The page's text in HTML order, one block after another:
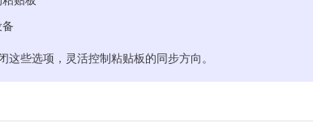
这些选项，灵活控制粘贴板的同步方向。